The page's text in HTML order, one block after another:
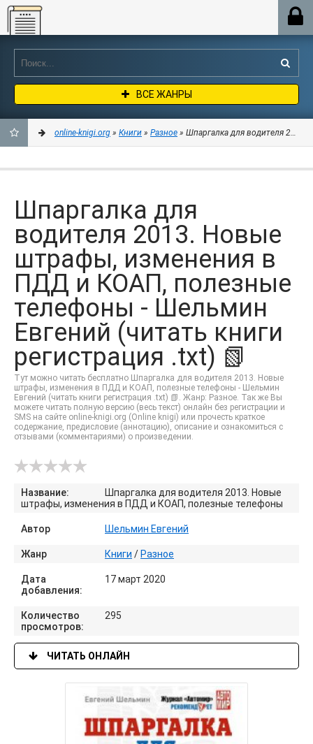
Online-knigi.org
ВСЕ ЖАНРЫ
ЗАКЛАДКИ
online-knigi.org » Книги » Разное » Шпаргалка для водителя
Шпаргалка для
водителя 2013. Новые
штрафы, изменения в
ПДД и КОАП, полезные
телефоны - Шельмин
Евгений (читать книги
регистрация .txt) 📗
Тут можно читать бесплатно Шпаргалка для водителя 2013. Новые
штрафы, изменения в ПДД и КОАП, полезные телефоны - Шельмин
Евгений (читать книги регистрация .txt) 📗. Жанр: Разное. Так же Вы
можете читать полную версию (весь текст) онлайн без регистрации и
SMS на сайте online-knigi.org (Online knigi) или прочесть краткое
содержание, предисловие (аннотацию), описание и ознакомиться с
отзывами (комментариями) о произведении.
Название:
Шпаргалка для водителя 2013. Новые
штрафы, изменения в ПДД и КОАП, полезные телефоны
Автор Шельмин Евгений
Жанр Книги / Разное
Дата
добавления:
17 март 2020
Количество
просмотров:
295
ЧИТАТЬ ОНЛАЙН